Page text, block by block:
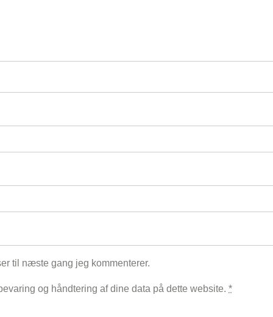
til næste gang jeg kommenterer.
og håndtering af dine data på dette website. *